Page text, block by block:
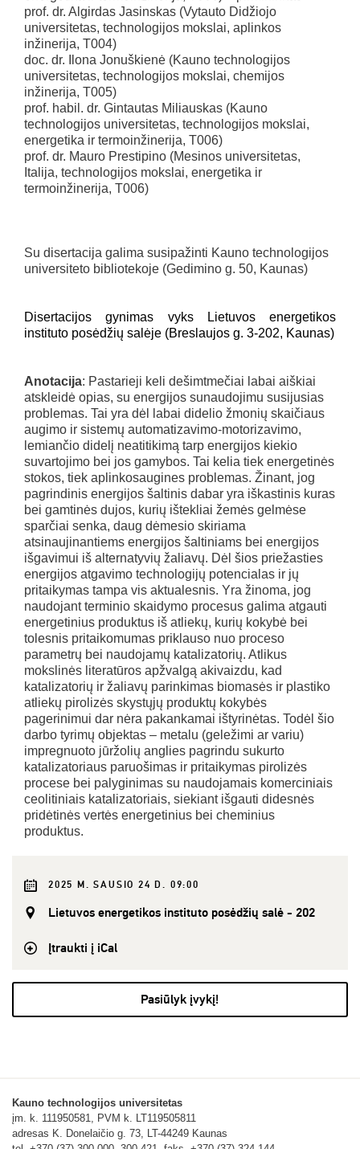
prof. dr. Algirdas Jasinskas (Vytauto Didžiojo
universitetas, technologijos mokslai, aplinkos
inžinerija, T004)
doc. dr. Ilona Jonuškienė (Kauno technologijos
universitetas, technologijos mokslai, chemijos
inžinerija, T005)
prof. habil. dr. Gintautas Miliauskas (Kauno
technologijos universitetas, technologijos mokslai,
energetika ir termoinžinerija, T006)
prof. dr. Mauro Prestipino (Mesinos universitetas,
Italija, technologijos mokslai, energetika ir
termoinžinerija, T006)
Su disertacija galima susipažinti Kauno technologijos
universiteto bibliotekoje (Gedimino g. 50, Kaunas)
Disertacijos gynimas vyks Lietuvos energetikos
instituto posėdžių salėje (Breslaujos g. 3-202, Kaunas)
Anotacija: Pastarieji keli dešimtmečiai labai aiškiai
atskleidė opias, su energijos sunaudojimu susijusias
problemas. Tai yra dėl labai didelio žmonių skaičiaus
augimo ir sistemų automatizavimo-motorizavimo,
lemiančio didelį neatitikimą tarp energijos kiekio
suvartojimo bei jos gamybos. Tai kelia tiek energetinės
stokos, tiek aplinkosaugines problemas. Žinant, jog
pagrindinis energijos šaltinis dabar yra iškastinis kuras
bei gamtinės dujos, kurių ištekliai žemės gelmėse
sparčiai senka, daug dėmesio skiriama
atsinaujinantiems energijos šaltiniams bei energijos
išgavimui iš alternatyvių žaliavų. Dėl šios priežasties
energijos atgavimo technologijų potencialas ir jų
pritaikymas tampa vis aktualesnis. Yra žinoma, jog
naudojant terminio skaidymo procesus galima atgauti
energetinius produktus iš atliekų, kurių kokybė bei
tolesnis pritaikomumas priklauso nuo proceso
parametrų bei naudojamų katalizatorių. Atlikus
mokslinės literatūros apžvalgą akivaizdu, kad
katalizatorių ir žaliavų parinkimas biomasės ir plastiko
atliekų pirolizės skystųjų produktų kokybės
pagerinimui dar nėra pakankamai ištyrinėtas. Todėl šio
darbo tyrimų objektas – metalu (geležimi ar variu)
impregnuoto jūržolių anglies pagrindu sukurto
katalizatoriaus paruošimas ir pritaikymas pirolizės
procese bei palyginimas su naudojamais komerciniais
ceolitiniais katalizatoriais, siekiant išgauti didesnės
pridėtinės vertės energetinius bei cheminius
produktus.
2025 M. SAUSIO 24 D. 09:00
Lietuvos energetikos instituto posėdžių salė - 202
Įtraukti į iCal
Pasiūlyk įvykį!
Kauno technologijos universitetas
įm. k. 111950581, PVM k. LT119505811
adresas K. Donelaičio g. 73, LT-44249 Kaunas